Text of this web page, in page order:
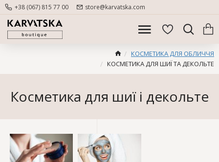
+38 (067) 815 77 00 store@karvatska.com
КОСМЕТИКА ДЛЯ ОБЛИЧЧЯ
КОСМЕТИКА ДЛЯ ШИЇ ТА ДЕКОЛЬТЕ
Косметика для шиї і декольте